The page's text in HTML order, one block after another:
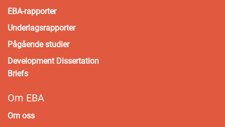
EBA-rapporter
Underlagsrapporter
Pågående studier
Development Dissertation
Briefs
Om EBA
Om oss